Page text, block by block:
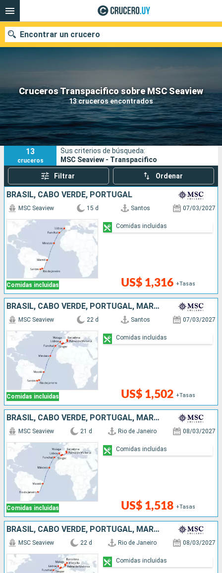
Cruceros Transpacifico sobre MSC Seaview
13 cruceros encontrados
Encontrar un crucero
Nuestros destinos
Fecha de salida
Puertos Compañías
Buscar
13
cruceros
Sus criterios de búsqueda:
MSC Seaview - Transpacifico
Filtrar Ordenar
BRASIL, CABO VERDE, PORTUGAL
Comidas incluidas
MSC Seaview 15 d Santos 07/03/2027
US$ 1,316 +Tasas
Comidas incluidas
BRASIL, CABO VERDE, PORTUGAL, MARRUECOS, ESPAÑA
Comidas incluidas
MSC Seaview 22 d Santos 07/03/2027
US$ 1,502 +Tasas
Comidas incluidas
BRASIL, CABO VERDE, PORTUGAL, MARRUECOS, ESPAÑA
Comidas incluidas
MSC Seaview 21 d Rio de Janeiro 08/03/2027
US$ 1,518 +Tasas
Comidas incluidas
BRASIL, CABO VERDE, PORTUGAL, MARRUECOS, ESPAÑA, FRANCIA
MSC Seaview 22 d Rio de Janeiro 08/03/2027
Comidas incluidas